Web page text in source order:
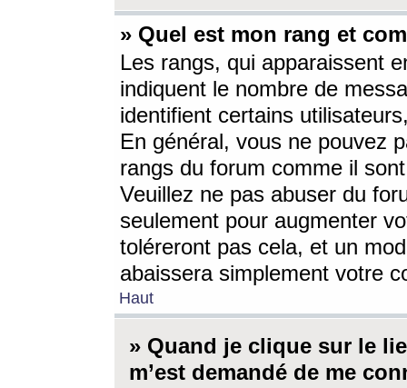
» Quel est mon rang et
Les rangs, qui apparaissent
indiquent le nombre de
identifient certains
En général, vous ne pouvez
rangs du forum comme il
Veuillez ne pas abuser du
seulement pour augmenter
toléreront pas cela, et un
abaissera simplement votre
Haut
» Quand je clique sur le
m’est demandé de me